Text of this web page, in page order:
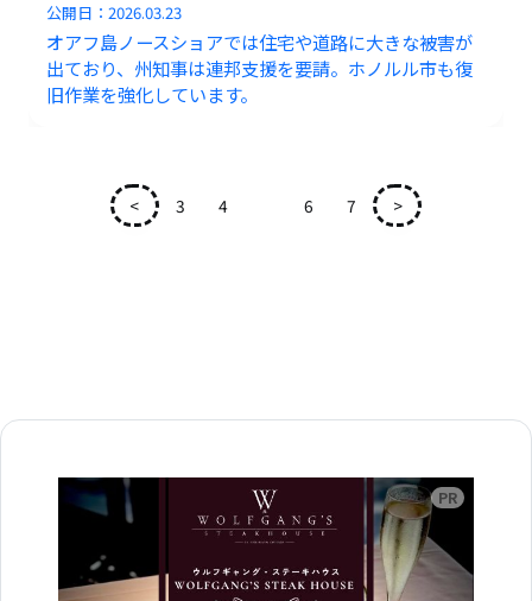
公開日：2026.03.23
オアフ島ノースショアでは住宅や道路に大きな被害が
出ており、州知事は連邦支援を要請。ホノルル市も復
旧作業を強化しています。
< 3 4 6 7 >
広告